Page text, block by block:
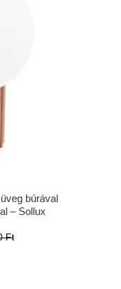
búrával
– Sollux
Ft